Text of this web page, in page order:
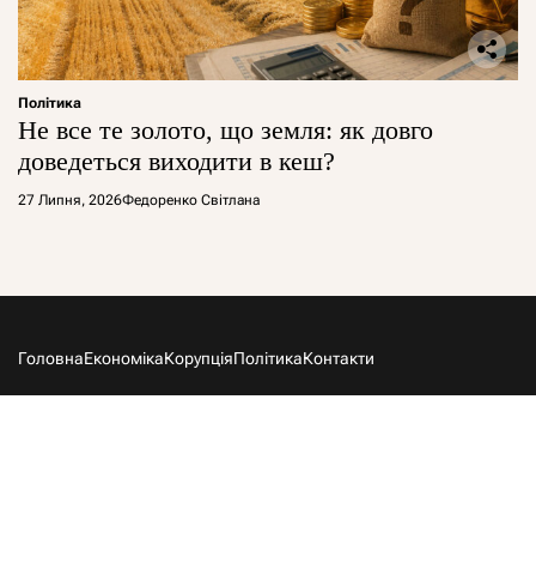
Політика
Не все те золото, що земля: як довго
доведеться виходити в кеш?
27 Липня, 2026Федоренко Світлана
ГоловнаЕкономікаКорупціяПолітикаКонтакти